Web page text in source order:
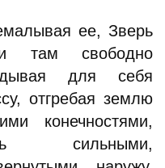
ее, Зверь
свободно
для себя
отгребая землю
конечностями,
сильными,